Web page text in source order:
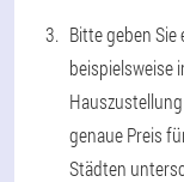
Bitte geben Sie
beispielsweise
genaue Preis
Städten